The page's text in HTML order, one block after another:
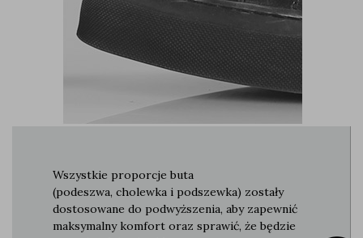
Wszystkie proporcje buta
(podeszwa, cholewka i podszewka) zostały
dostosowane do podwyższenia, aby zapewnić
maksymalny komfort oraz sprawić, że będzie